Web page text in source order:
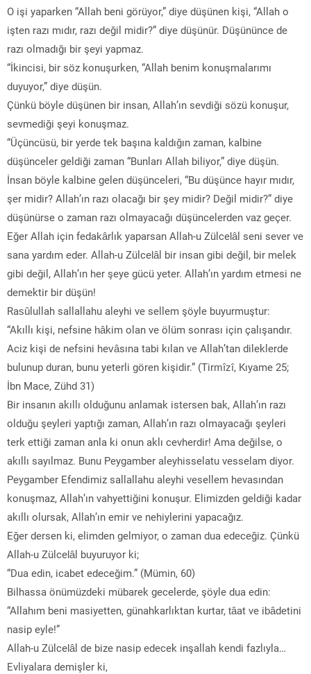
O işi yaparken “Allah beni görüyor,” diye düşünen kişi, “Allah o
işten razı mıdır, razı değil midir?” diye düşünür. Düşününce de
razı olmadığı bir şeyi yapmaz.
“İkincisi, bir söz konuşurken, “Allah benim konuşmalarımı
duyuyor,” diye düşün.
Çünkü böyle düşünen bir insan, Allah’ın sevdiği sözü konuşur,
sevmediği şeyi konuşmaz.
“Üçüncüsü, bir yerde tek başına kaldığın zaman, kalbine
düşünceler geldiği zaman “Bunları Allah biliyor,” diye düşün.
İnsan böyle kalbine gelen düşünceleri, “Bu düşünce hayır mıdır,
şer midir? Allah’ın razı olacağı bir şey midir? Değil midir?” diye
düşünürse o zaman razı olmayacağı düşüncelerden vaz geçer.
Eğer Allah için fedakârlık yaparsan Allah-u Zülcelâl seni sever ve
sana yardım eder. Allah-u Zülcelâl bir insan gibi değil, bir melek
gibi değil, Allah’ın her şeye gücü yeter. Allah’ın yardım etmesi ne
demektir bir düşün!
Rasûlullah sallallahu aleyhi ve sellem şöyle buyurmuştur:
“Akıllı kişi, nefsine hâkim olan ve ölüm sonrası için çalışandır.
Aciz kişi de nefsini hevâsına tabi kılan ve Allah’tan dileklerde
bulunup duran, bunu yeterli gören kişidir.” (Tirmîzî, Kıyame 25;
İbn Mace, Zühd 31)
Bir insanın akıllı olduğunu anlamak istersen bak, Allah’ın razı
olduğu şeyleri yaptığı zaman, Allah’ın razı olmayacağı şeyleri
terk ettiği zaman anla ki onun aklı cevherdir! Ama değilse, o
akıllı sayılmaz. Bunu Peygamber aleyhisselatu vesselam diyor.
Peygamber Efendimiz sallallahu aleyhi vesellem hevasından
konuşmaz, Allah’ın vahyettiğini konuşur. Elimizden geldiği kadar
akıllı olursak, Allah’ın emir ve nehiylerini yapacağız.
Eğer dersen ki, elimden gelmiyor, o zaman dua edeceğiz. Çünkü
Allah-u Zülcelâl buyuruyor ki;
“Dua edin, icabet edeceğim.” (Mümin, 60)
Bilhassa önümüzdeki mübarek gecelerde, şöyle dua edin:
“Allahım beni masiyetten, günahkarlıktan kurtar, tâat ve ibâdetini
nasip eyle!”
Allah-u Zülcelâl de bize nasip edecek inşallah kendi fazlıyla…
Evliyalara demişler ki,